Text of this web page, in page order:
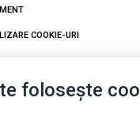
COOKIE-URI
Comper - Toate drepturile
folosește